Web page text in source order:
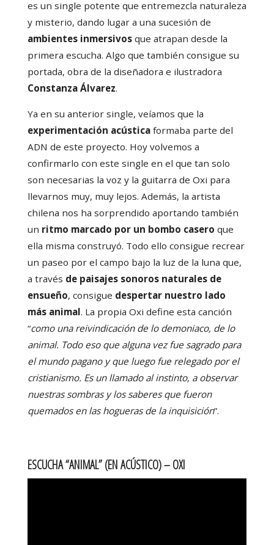
es un single potente que entremezcla naturaleza
y misterio, dando lugar a una sucesión de
ambientes inmersivosque atrapan desde la
primera escucha. Algo que también consigue su
portada, obra de la diseñadora e ilustradora
Constanza Álvarez.
Ya en su anterior single, veíamos que la
experimentación acústicaformaba parte del
ADN de este proyecto. Hoy volvemos a
confirmarlo con este single en el que tan solo
son necesarias la voz y la guitarra de Oxi para
llevarnos muy, muy lejos. Además, la artista
chilena nos ha sorprendido aportando también
un ritmo marcado por un bombo casero que
ella misma construyó. Todo ello consigue recrear
un paseo por el campo bajo la luz de la luna que,
a través de paisajes sonoros naturales de
ensueño, consigue despertar nuestro lado
más animal. La propia Oxi define esta canción
“como una reivindicación de lo demoniaco, de lo
animal. Todo eso que alguna vez fue sagrado para
el mundo pagano y que luego fue relegado por el
cristianismo. Es un llamado al instinto, a observar
nuestras sombras y los saberes que fueron
quemados en las hogueras de la inquisición”.
ESCUCHA “ANIMAL” (EN ACÚSTICO) – OXI